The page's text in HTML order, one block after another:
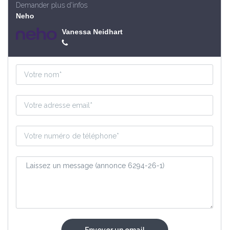
Demander plus d'infos
Neho
Vanessa Neidhart